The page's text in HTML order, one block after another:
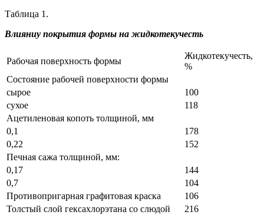
Таблица 1.
Влияниу покрытия формы на жидкотекучесть
Рабочая поверхность формы
Жидкотекучесть,
%
Состояние рабочей поверхности формы
сырое
100
сухое
118
Ацетиленовая копоть толщиной, мм
0,1
178
0,22
152
Печная сажа толщиной, мм:
0,17
144
0,7
104
Противопригарная графитовая краска
106
Толстый слой гексахлорэтана со слюдой
216